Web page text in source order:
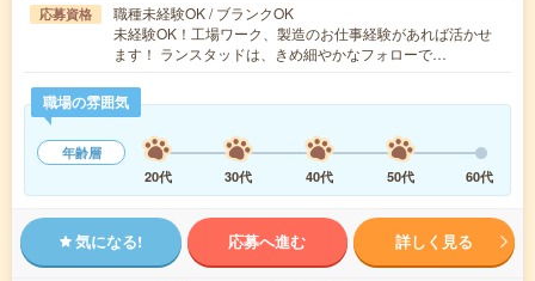
応募資格
職種未経験OK / ブランクOK
未経験OK！工場ワーク、製造のお仕事経験があれば活かせ
ます！ ランスタッドは、きめ細やかなフォローで…
職場の雰囲気
年齢層
20代
30代 40代 50代 60代
気になる! 応募へ進む 詳しく見る